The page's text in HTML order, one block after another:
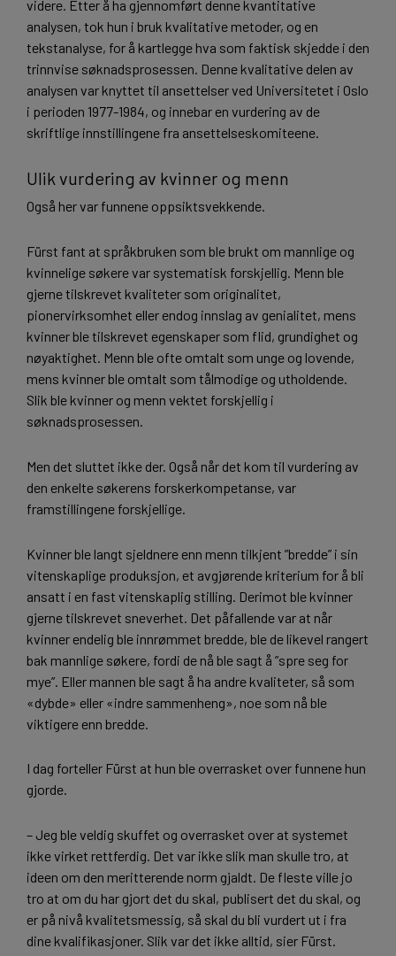
videre. Etter å ha gjennomført denne kvantitative
analysen, tok hun i bruk kvalitative metoder, og en
tekstanalyse, for å kartlegge hva som faktisk skjedde i den
trinnvise søknadsprosessen. Denne kvalitative delen av
analysen var knyttet til ansettelser ved Universitetet i Oslo
i perioden 1977-1984, og innebar en vurdering av de
skriftlige innstillingene fra ansettelseskomiteene.
Ulik vurdering av kvinner og menn
Også her var funnene oppsiktsvekkende.
Fürst fant at språkbruken som ble brukt om mannlige og
kvinnelige søkere var systematisk forskjellig. Menn ble
gjerne tilskrevet kvaliteter som originalitet,
pionervirksomhet eller endog innslag av genialitet, mens
kvinner ble tilskrevet egenskaper som flid, grundighet og
nøyaktighet. Menn ble ofte omtalt som unge og lovende,
mens kvinner ble omtalt som tålmodige og utholdende.
Slik ble kvinner og menn vektet forskjellig i
søknadsprosessen.
Men det sluttet ikke der. Også når det kom til vurdering av
den enkelte søkerens forskerkompetanse, var
framstillingene forskjellige.
Kvinner ble langt sjeldnere enn menn tilkjent ”bredde” i sin
vitenskaplige produksjon, et avgjørende kriterium for å bli
ansatt i en fast vitenskaplig stilling. Derimot ble kvinner
gjerne tilskrevet sneverhet. Det påfallende var at når
kvinner endelig ble innrømmet bredde, ble de likevel rangert
bak mannlige søkere, fordi de nå ble sagt å ”spre seg for
mye”. Eller mannen ble sagt å ha andre kvaliteter, så som
«dybde» eller «indre sammenheng», noe som nå ble
viktigere enn bredde.
I dag forteller Fürst at hun ble overrasket over funnene hun
gjorde.
– Jeg ble veldig skuffet og overrasket over at systemet
ikke virket rettferdig. Det var ikke slik man skulle tro, at
ideen om den meritterende norm gjaldt. De fleste ville jo
tro at om du har gjort det du skal, publisert det du skal, og
er på nivå kvalitetsmessig, så skal du bli vurdert ut i fra
dine kvalifikasjoner. Slik var det ikke alltid, sier Fürst.